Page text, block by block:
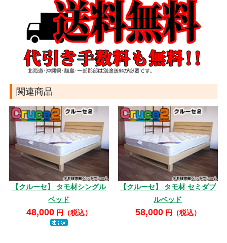
関連商品
【クルーセ】 タモ材シングル
ベッド
48,000円（税込）
【クルーセ】 タモ材 セミダブ
ルベッド
58,000円（税込）